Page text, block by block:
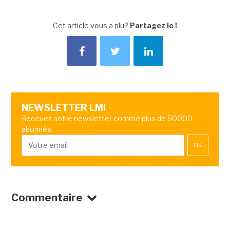
Cet article vous a plu? Partagez le !
NEWSLETTER LMI
Recevez notre newsletter comme plus de 50000
abonnés
OK
Commentaire